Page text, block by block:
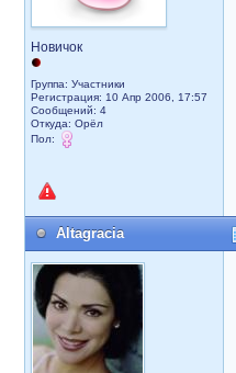
Новичок
Группа: Участники
Регистрация: 10 Апр 2006, 17:57
Сообщений: 4
Откуда: Орёл
Пол:
Altagracia